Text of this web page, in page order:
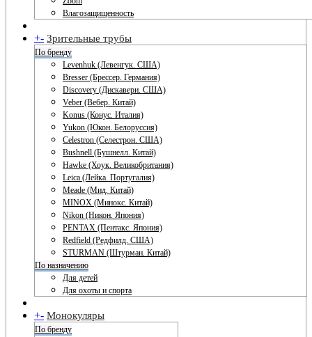
Влагозащищенность
+- Зрительные трубы
По бренду
Levenhuk (Левенгук. США)
Bresser (Брессер. Германия)
Discovery (Дискавери. США)
Veber (Вебер. Китай)
Konus (Конус. Италия)
Yukon (Юкон. Белоруссия)
Celestron (Селестрон. США)
Bushnell (Бушнелл. Китай)
Hawke (Хоук. Великобритания)
Leica (Лейка. Португалия)
Meade (Мид. Китай)
MINOX (Минокс. Китай)
Nikon (Никон. Япония)
PENTAX (Пентакс. Япония)
Redfield (Редфилд. США)
STURMAN (Штурман. Китай)
По назначению
Для детей
Для охоты и спорта
+- Монокуляры
По бренду